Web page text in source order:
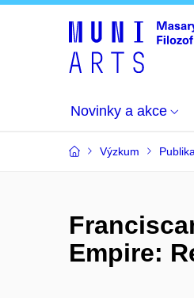
Novinky a akce
Výzkum
Empire: